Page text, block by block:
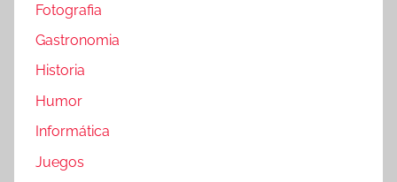
Fotografia
Gastronomia
Historia
Humor
Informática
Juegos